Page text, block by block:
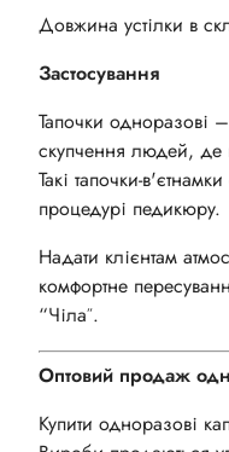
Довжина устілки в
Застосування
Тапочки одноразові
скупчення людей, де
Такі тапочки-
процедурі педикюру.
Надати клієнтам
комфортне
“Чіла”.
Оптовий продаж
Купити одноразові